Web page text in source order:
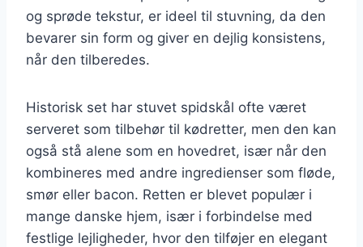
og sprøde tekstur, er ideel til stuvning, da den
bevarer sin form og giver en dejlig konsistens,
når den tilberedes.
Historisk set har stuvet spidskål ofte været
serveret som tilbehør til kødretter, men den kan
også stå alene som en hovedret, især når den
kombineres med andre ingredienser som fløde,
smør eller bacon. Retten er blevet populær i
mange danske hjem, især i forbindelse med
festlige lejligheder, hvor den tilføjer en elegant